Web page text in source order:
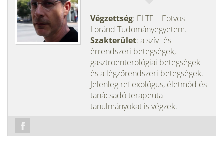
Végzettség: ELTE – Eötvös
Loránd Tudományegyetem.
Szakterület: a szív- és
érrendszeri betegségek,
gasztroenterológiai betegségek
és a légzőrendszeri betegségek.
Jelenleg reflexológus, életmód és
tanácsadó terapeuta
tanulmányokat is végzek.